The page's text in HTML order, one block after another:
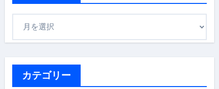
カテゴリー